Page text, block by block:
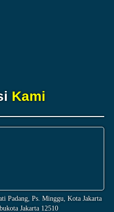
Kami
Padang, Ps. Minggu, Kota Jakarta
Jakarta 12510